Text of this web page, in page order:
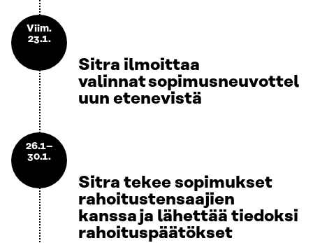
Viim.
23.1.
Sitra ilmoittaa
valinnat sopimusneuvottel
uun etenevistä
26.1–
30.1.
Sitra tekee sopimukset
rahoitustensaajien
kanssa ja lähettää tiedoksi
rahoituspäätökset